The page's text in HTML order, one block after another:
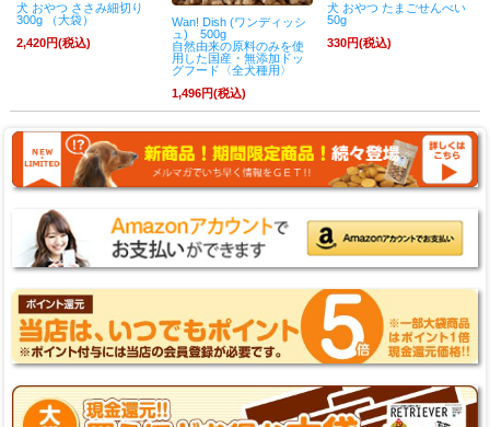
犬 おやつ ささみ細切り
300g （大袋）
2,420円(税込)
Wan! Dish (ワンディッシ
ュ) 500g
自然由来の原料のみを使
用した国産・無添加ドッ
グフード〈全犬種用〉
1,496円(税込)
犬 おやつ たまごせんべい
50g
330円(税込)